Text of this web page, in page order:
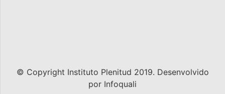
© Copyright Instituto Plenitud 2019. Desenvolvido
por Infoquali